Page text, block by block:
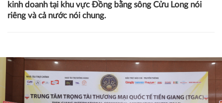
kinh doanh tại khu vực Đồng bằng sông Cửu Long nói
riêng và cả nước nói chung.